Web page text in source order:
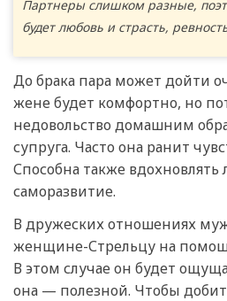
Партнеры слишком разные,
будет любовь и страсть,
До брака пара может дойти
жене будет комфортно, но
недовольство домашним
супруга. Часто она ранит
Способна также
саморазвитие.
В дружеских отношениях
женщине-Стрельцу на
В этом случае он будет
она — полезной. Чтобы